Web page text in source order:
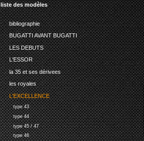
liste des modèles
bibliographie
BUGATTI AVANT BUGATTI
LES DEBUTS
L'ESSOR
la 35 et ses dérivees
les royales
L'EXCELLENCE
type 43
type 44
type 45 / 47
type 46